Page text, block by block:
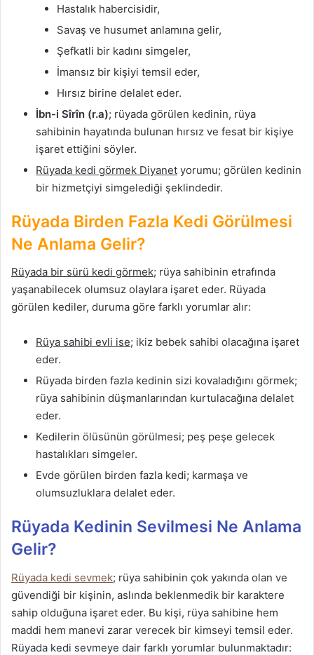
Hastalık habercisidir,
Savaş ve husumet anlamına gelir,
Şefkatli bir kadını simgeler,
İmansız bir kişiyi temsil eder,
Hırsız birine delalet eder.
İbn-i Sîrîn (r.a); rüyada görülen kedinin, rüya
sahibinin hayatında bulunan hırsız ve fesat bir kişiye
işaret ettiğini söyler.
Rüyada kedi görmek Diyanet yorumu; görülen kedinin
bir hizmetçiyi simgelediği şeklindedir.
Rüyada Birden Fazla Kedi Görülmesi
Ne Anlama Gelir?
Rüyada bir sürü kedi görmek; rüya sahibinin etrafında
yaşanabilecek olumsuz olaylara işaret eder. Rüyada
görülen kediler, duruma göre farklı yorumlar alır:
Rüya sahibi evli ise; ikiz bebek sahibi olacağına işaret
eder.
Rüyada birden fazla kedinin sizi kovaladığını görmek;
rüya sahibinin düşmanlarından kurtulacağına delalet
eder.
Kedilerin ölüsünün görülmesi; peş peşe gelecek
hastalıkları simgeler.
Evde görülen birden fazla kedi; karmaşa ve
olumsuzluklara delalet eder.
Rüyada Kedinin Sevilmesi Ne Anlama
Gelir?
Rüyada kedi sevmek; rüya sahibinin çok yakında olan ve
güvendiği bir kişinin, aslında beklenmedik bir karaktere
sahip olduğuna işaret eder. Bu kişi, rüya sahibine hem
maddi hem manevi zarar verecek bir kimseyi temsil eder.
Rüyada kedi sevmeye dair farklı yorumlar bulunmaktadır: